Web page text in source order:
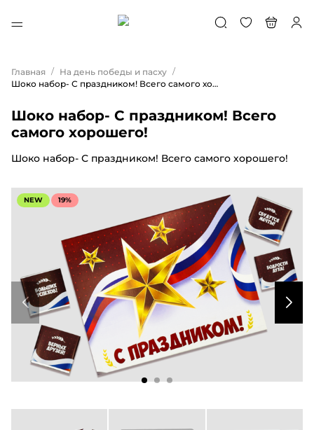
Главная / На день победы и пасху /
Шоко набор- С праздником! Всего самого хорошего!
Шоко набор- С праздником! Всего
самого хорошего!
Шоко набор- С праздником! Всего самого хорошего!
NEW 19%